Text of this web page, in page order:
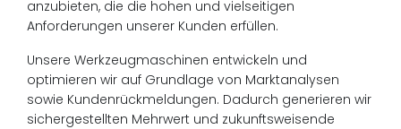
anzubieten, die die hohen und vielseitigen
Anforderungen unserer Kunden erfüllen.
Unsere Werkzeugmaschinen entwickeln und
optimieren wir auf Grundlage von Marktanalysen
sowie Kundenrückmeldungen. Dadurch generieren wir
sichergestellten Mehrwert und zukunftsweisende